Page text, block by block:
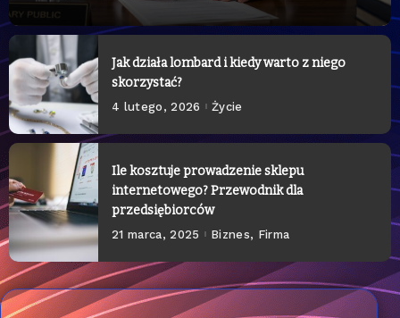
1 lipca, 2026 Życie
Jak działa lombard i kiedy warto z niego
skorzystać?
4 lutego, 2026 Życie
Ile kosztuje prowadzenie sklepu
internetowego? Przewodnik dla
przedsiębiorców
21 marca, 2025 Biznes, Firma